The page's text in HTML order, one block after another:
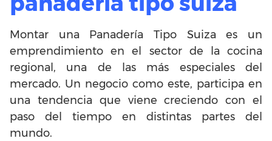
Montar una Panadería Tipo Suiza es un
emprendimiento en el sector de la cocina
regional, una de las más especiales del
mercado. Un negocio como este, participa en
una tendencia que viene creciendo con el
paso del tiempo en distintas partes del
mundo.